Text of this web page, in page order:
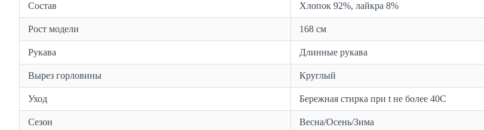
Состав Хлопок 92%, лайкра 8%
Рост модели 168 см
Рукава Длинные рукава
Вырез горловины Круглый
Уход Бережная стирка при t не более 40С
Сезон Весна/Осень/Зима